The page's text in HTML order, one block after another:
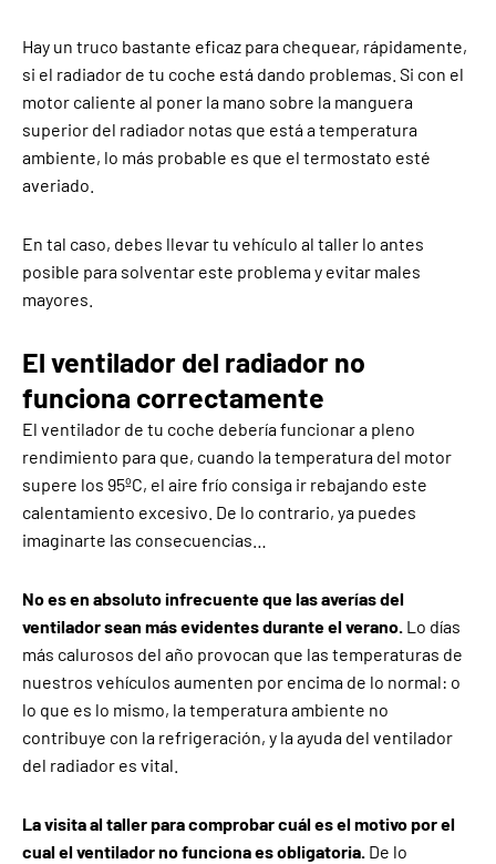
Hay un truco bastante eficaz para chequear, rápidamente,
si el radiador de tu coche está dando problemas. Si con el
motor caliente al poner la mano sobre la manguera
superior del radiador notas que está a temperatura
ambiente, lo más probable es que el termostato esté
averiado.
En tal caso, debes llevar tu vehículo al taller lo antes
posible para solventar este problema y evitar males
mayores.
El ventilador del radiador no
funciona correctamente
El ventilador de tu coche debería funcionar a pleno
rendimiento para que, cuando la temperatura del motor
supere los 95ºC, el aire frío consiga ir rebajando este
calentamiento excesivo. De lo contrario, ya puedes
imaginarte las consecuencias…
No es en absoluto infrecuente que las averías del
ventilador sean más evidentes durante el verano. Lo días
más calurosos del año provocan que las temperaturas de
nuestros vehículos aumenten por encima de lo normal: o
lo que es lo mismo, la temperatura ambiente no
contribuye con la refrigeración, y la ayuda del ventilador
del radiador es vital.
La visita al taller para comprobar cuál es el motivo por el
cual el ventilador no funciona es obligatoria. De lo